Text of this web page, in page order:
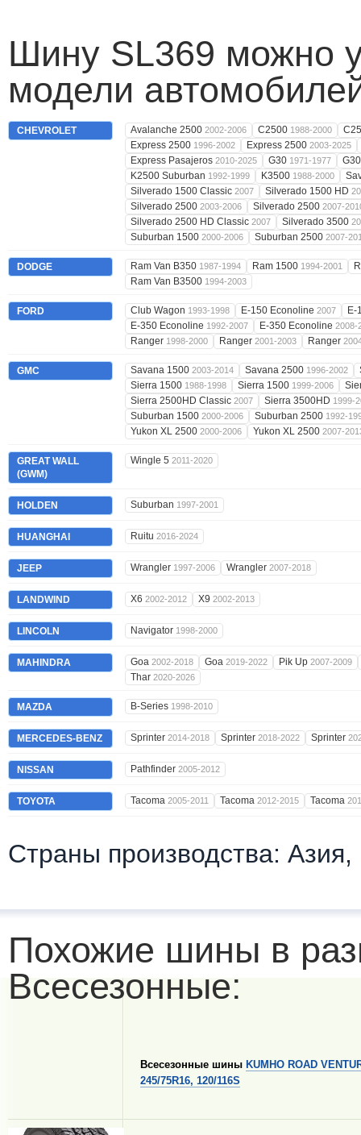
Шину SL369 можно
модели
CHEVROLET Avalanche 2500 2002-2006 C2500 1988-2000
Express 2500 1996-2002 Express 2500 2003-2025
Express Pasajeros 2010-2025 G30 1971-1977
K2500 Suburban 1992-1999 K3500 1988-2000
Silverado 1500 Classic 2007 Silverado 1500 HD
Silverado 2500 2003-2006 Silverado 2500 2007-
Silverado 2500 HD Classic 2007 Silverado 3500
Suburban 1500 2000-2006 Suburban 2500 2007-
DODGE Ram Van B350 1987-1994 Ram 1500 1994-2001
Ram Van B3500 1994-2003
FORD Club Wagon 1993-1998 E-150 Econoline 2007
E-
E-350 Econoline 1992-2007 E-350 Econoline 2008-
Ranger 1998-2000 Ranger 2001-2003 Ranger
GMC Savana 1500 2003-2014 Savana 2500 1996-2002
Sierra 1500 1988-1998 Sierra 1500 1999-2006
Sierra 2500HD Classic 2007 Sierra 3500HD 1999-
Suburban 1500 2000-2006 Suburban 2500 1992-
Yukon XL 2500 2000-2006 Yukon XL 2500 2007-
GREAT WALL
(GWM)
Wingle 5 2011-2020
HOLDEN Suburban 1997-2001
HUANGHAI Ruitu 2016-2024
JEEP Wrangler 1997-2006 Wrangler 2007-2018
LANDWIND X6 2002-2012 X9 2002-2013
LINCOLN Navigator 1998-2000
MAHINDRA Goa 2002-2018 Goa 2019-2022 Pik Up 2007-2009
Thar 2020-2026
MAZDA B-Series 1998-2010
MERCEDES-BENZ Sprinter 2014-2018 Sprinter 2018-2022 Sprinter
NISSAN Pathfinder 2005-2012
TOYOTA Tacoma 2005-2011 Tacoma 2012-2015 Tacoma
Страны производства: Азия,
Похожие шины в
Всесезонные:
Всесезонные шины KUMHO ROAD
245/75R16, 120/116S